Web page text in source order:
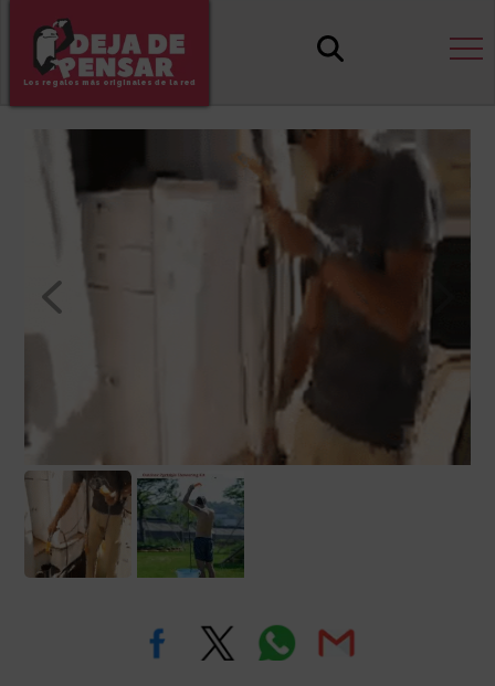
Los regalos más originales de la red